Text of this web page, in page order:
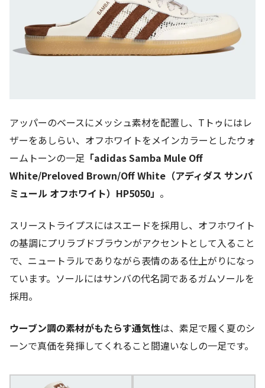
アッパーのベースにメッシュ素材を配置し、Tトゥにはレ
ザーをあしらい、オフホワイトをメインカラーとしたウォ
ームトーンの一足 「adidas Samba Mule Off
White/Preloved Brown/Off White（アディダス サンバ
ミュール オフホワイト）HP5050」 。
スリーストライプスにはスエードを採用し、オフホワイト
の基調にプリラブドブラウンがアクセントとして入ること
で、ニュートラルでありながら表情のある仕上がりになっ
ています。ソールにはサンバの代名詞であるガムソールを
採用。
ウーブン調の素材がもたらす通気性は、素足で履く夏のシ
ーンで真価を発揮してくれること間違いなしの一足です。